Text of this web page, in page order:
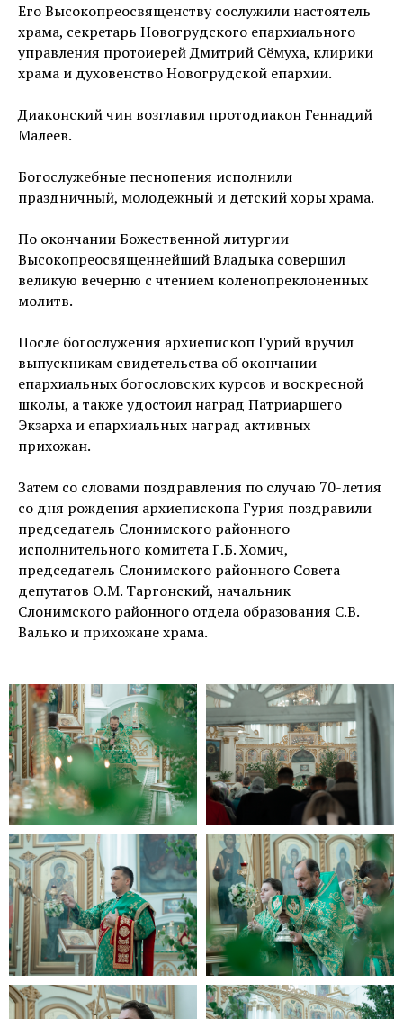
Его Высокопреосвященству сослужили настоятель
храма, секретарь Новогрудского епархиального
управления протоиерей Дмитрий Сёмуха, клирики
храма и духовенство Новогрудской епархии.
Диаконский чин возглавил протодиакон Геннадий
Малеев.
Богослужебные песнопения исполнили
праздничный, молодежный и детский хоры храма.
По окончании Божественной литургии
Высокопреосвященнейший Владыка совершил
великую вечерню с чтением коленопреклоненных
молитв.
После богослужения архиепископ Гурий вручил
выпускникам свидетельства об окончании
епархиальных богословских курсов и воскресной
школы, а также удостоил наград Патриаршего
Экзарха и епархиальных наград активных
прихожан.
Затем со словами поздравления по случаю 70-летия
со дня рождения архиепископа Гурия поздравили
председатель Слонимского районного
исполнительного комитета Г.Б. Хомич,
председатель Слонимского районного Совета
депутатов О.М. Таргонский, начальник
Слонимского районного отдела образования С.В.
Валько и прихожане храма.